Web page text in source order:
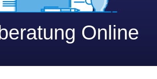
Online